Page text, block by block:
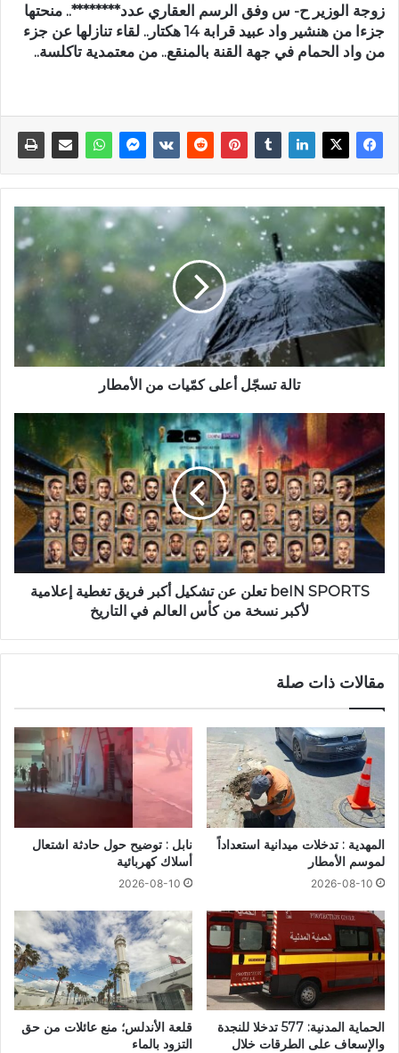
زوجة الوزير ح- س وفق الرسم العقاري عدد********.. منحتها
جزءا من هنشير واد عبيد قرابة 14 هكتار.. لقاء تنازلها عن جزء
من واد الحمام في جهة القنة بالمنقع.. من معتمدية تاكلسة..
تالة تسجّل أعلى كمّيات من الأمطار
beIN SPORTS تعلن عن تشكيل أكبر فريق تغطية إعلامية
لأكبر نسخة من كأس العالم في التاريخ
مقالات ذات صلة
المهدية : تدخلات ميدانية استعداداً
لموسم الأمطار
2026-08-10
نابل : توضيح حول حادثة اشتعال
أسلاك كهربائية
2026-08-10
الحماية المدنية: 577 تدخلا للنجدة
والإسعاف على الطرقات خلال
قلعة الأندلس؛ منع عائلات من حق
التزود بالماء